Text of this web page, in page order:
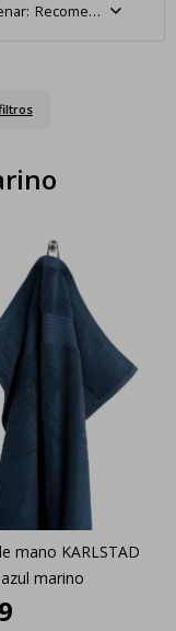
Recomendados
mano KARLSTAD
marino